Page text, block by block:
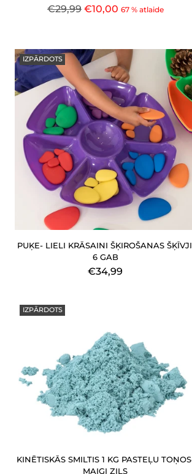
Parastā
€29,99 €10,00 67 % atlaide
IZPĀRDOTS
PUĶE- LIELI KRĀSAINI ŠĶIROŠANAS
6 GAB
€34,99
IZPĀRDOTS
KINĒTISKĀS SMILTIS 1 KG PASTEĻU
MAIGI ZILS